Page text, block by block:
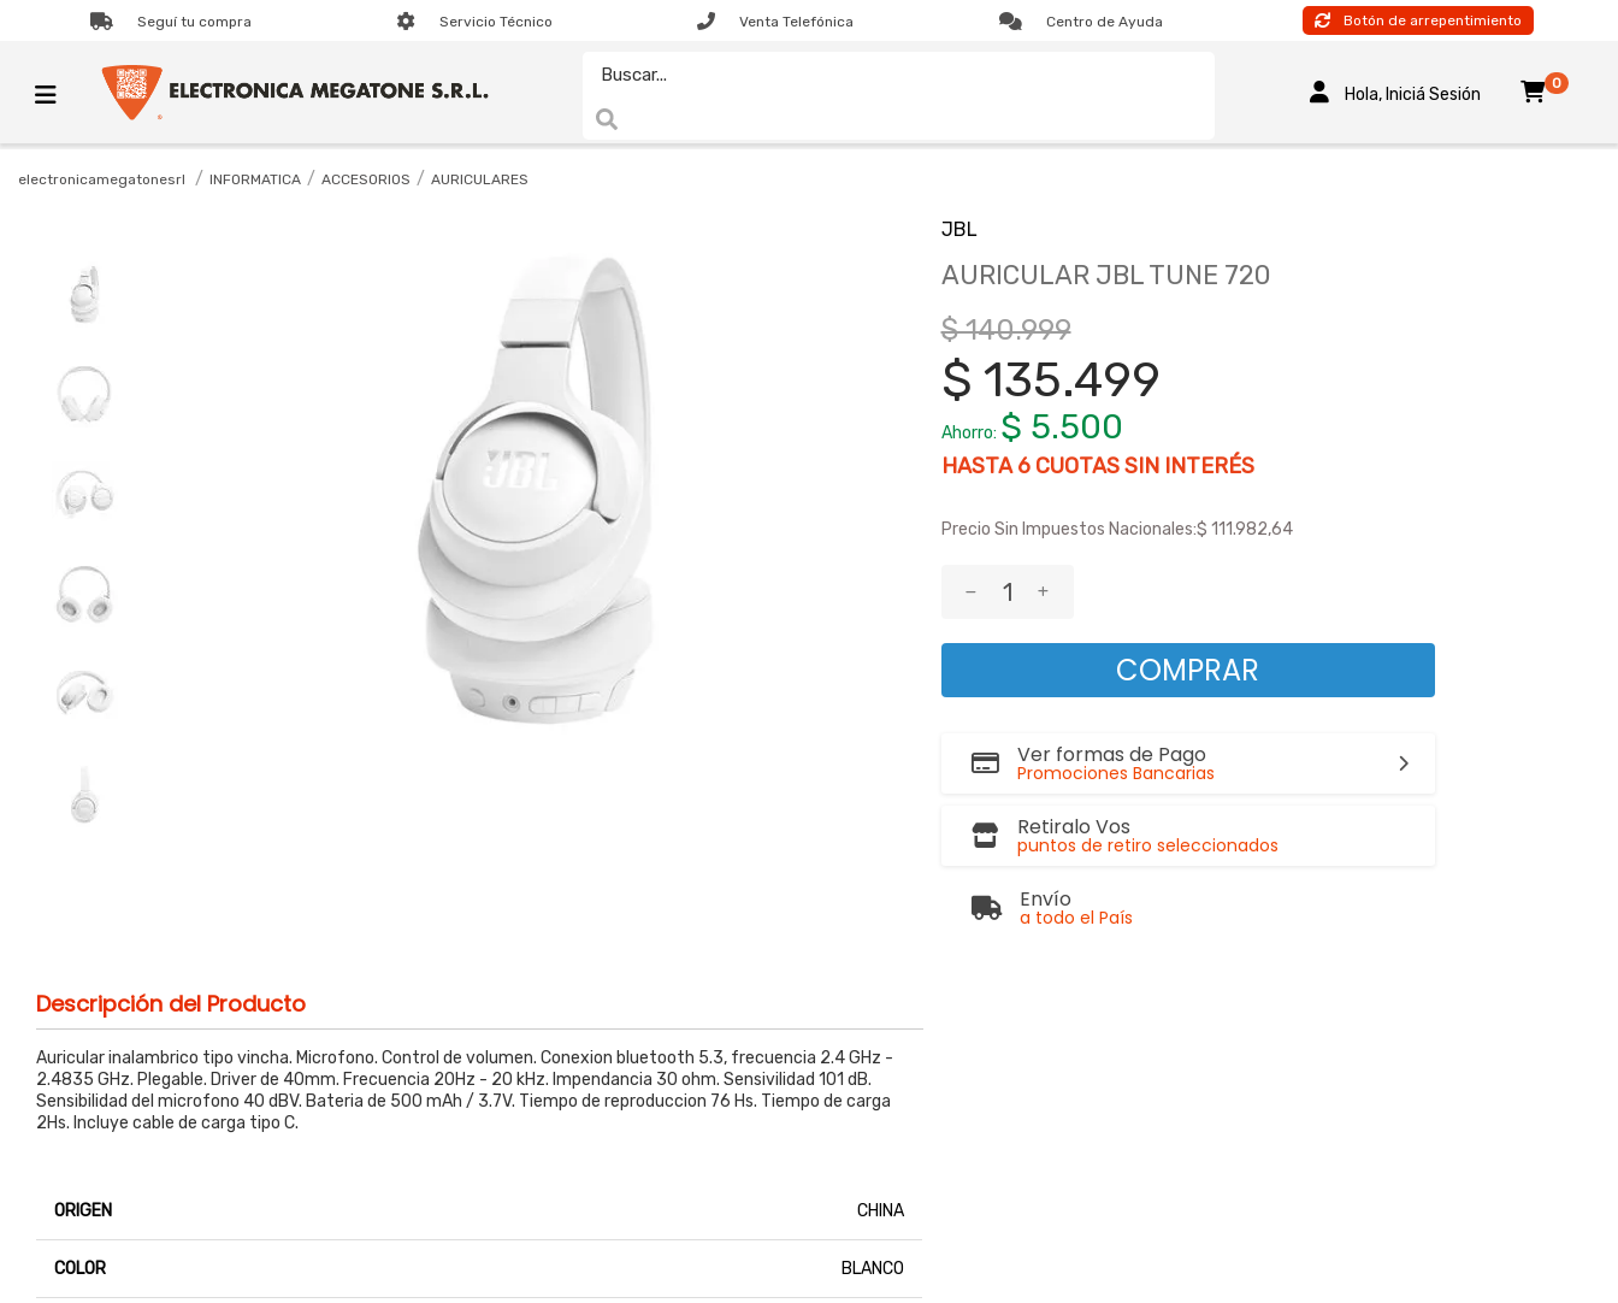
Seguí tu compra Servicio Técnico Venta Telefónica Centro de Ayuda Botón de arrepentimiento
Hola, Iniciá Sesión
0
electronicamegatonesrl INFORMATICA ACCESORIOS AURICULARES
JBL
AURICULAR JBL TUNE 720
$ 140.999
$ 135.499
Ahorro: $ 5.500
HASTA6CUOTAS SIN INTERÉS
Precio Sin Impuestos Nacionales:$ 111.982,64
COMPRAR
Ver formas de Pago
Promociones Bancarias
Retiralo Vos
puntos de retiro seleccionados
Envío
a todo el País
Descripción del Producto
Auricular inalambrico tipo vincha. Microfono. Control de volumen. Conexion bluetooth 5.3, frecuencia 2.4 GHz -
2.4835 GHz. Plegable. Driver de 40mm. Frecuencia 20Hz - 20 kHz. Impendancia 30 ohm. Sensivilidad 101 dB.
Sensibilidad del microfono 40 dBV. Bateria de 500 mAh / 3.7V. Tiempo de reproduccion 76 Hs. Tiempo de carga
2Hs. Incluye cable de carga tipo C.
ORIGEN CHINA
COLOR BLANCO